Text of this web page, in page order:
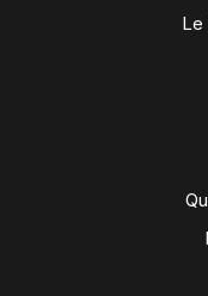
Le